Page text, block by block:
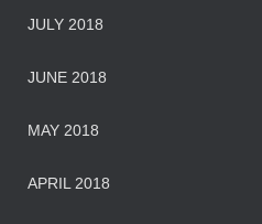
JULY 2018
JUNE 2018
MAY 2018
APRIL 2018